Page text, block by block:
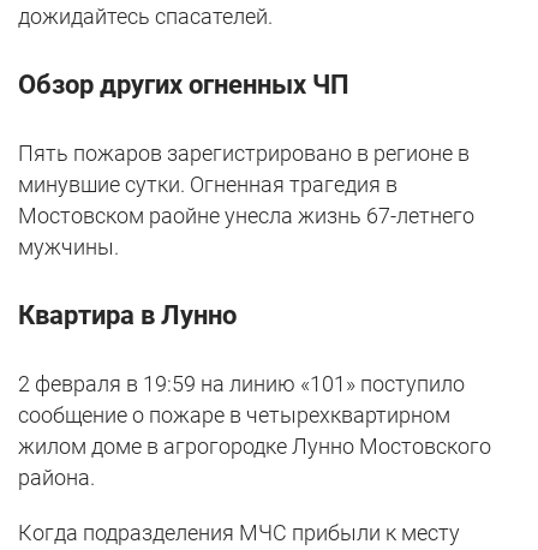
дожидайтесь спасателей.
Обзор других огненных ЧП
Пять пожаров зарегистрировано в регионе в
минувшие сутки. Огненная трагедия в
Мостовском раойне унесла жизнь 67-летнего
мужчины.
Квартира в Лунно
2 февраля в 19:59 на линию «101» поступило
сообщение о пожаре в четырехквартирном
жилом доме в агрогородке Лунно Мостовского
района.
Когда подразделения МЧС прибыли к месту